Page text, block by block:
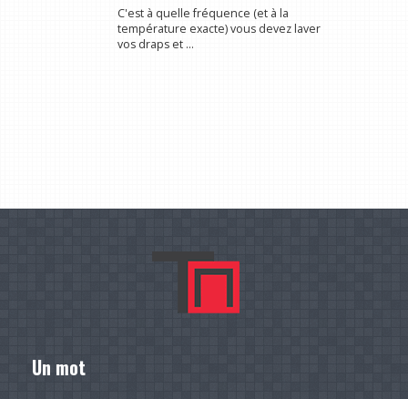
C'est à quelle fréquence (et à la
température exacte) vous devez laver
vos draps et ...
Un mot